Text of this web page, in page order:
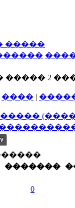
�����
2
���� |
�������
0